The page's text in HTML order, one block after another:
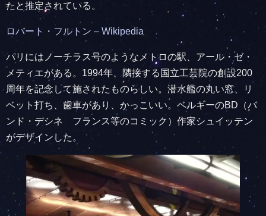
たと推定されている。
ロバート・フルトン – Wikipedia
パリにはノーチラス号のようなメトロの駅、アール・ゼ・
メティエがある。1994年、隣接する国立工芸院の創設200
周年を記念して施されたものらしい。潜水艦の丸い窓、リ
ベット打ち、歯車があり、かっこいい。ベルギーのBD（バ
ンド・デシネ フランス等のコミック）作家シュイッテン
がデザインした。